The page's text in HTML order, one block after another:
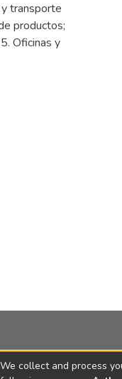
transporte
productos;
Oficinas y
We collect and process